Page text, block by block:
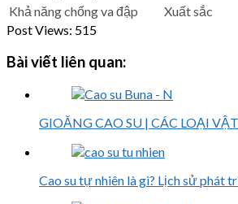
Khả năng chống va đập
Xuất sắc
Post Views: 515
Bài viết liên quan:
GIOĂNG CAO SU | CÁC LOẠI
Cao su tự nhiên là gì? Lịch sử phát